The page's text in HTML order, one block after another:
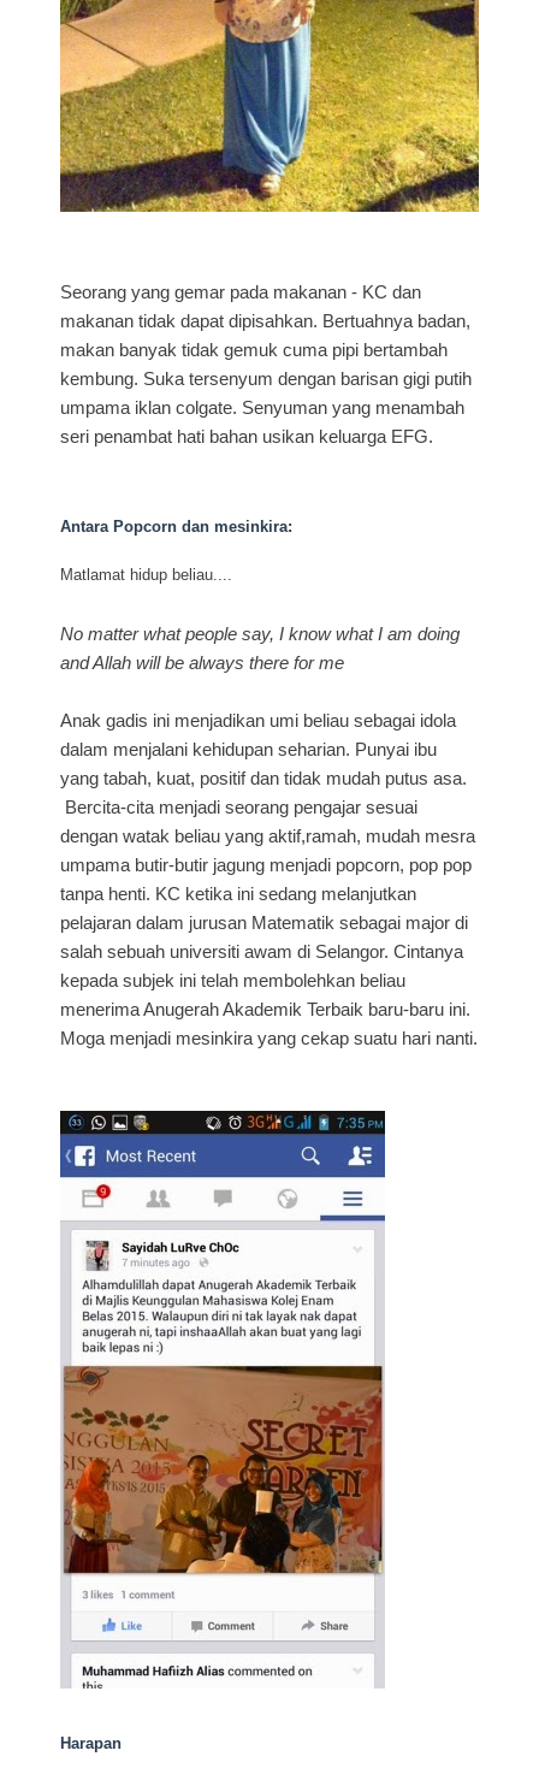
Seorang yang gemar pada makanan - KC dan
makanan tidak dapat dipisahkan. Bertuahnya badan,
makan banyak tidak gemuk cuma pipi bertambah
kembung. Suka tersenyum dengan barisan gigi putih
umpama iklan colgate. Senyuman yang menambah
seri penambat hati bahan usikan keluarga EFG.
Antara Popcorn dan mesinkira:
Matlamat hidup beliau....
No matter what people say, I know what I am doing
and Allah will be always there for me
Anak gadis ini menjadikan umi beliau sebagai idola
dalam menjalani kehidupan seharian. Punyai ibu
yang tabah, kuat, positif dan tidak mudah putus asa.
Bercita-cita menjadi seorang pengajar sesuai
dengan watak beliau yang aktif,ramah, mudah mesra
umpama butir-butir jagung menjadi popcorn, pop pop
tanpa henti. KC ketika ini sedang melanjutkan
pelajaran dalam jurusan Matematik sebagai major di
salah sebuah universiti awam di Selangor. Cintanya
kepada subjek ini telah membolehkan beliau
menerima Anugerah Akademik Terbaik baru-baru ini.
Moga menjadi mesinkira yang cekap suatu hari nanti.
Harapan